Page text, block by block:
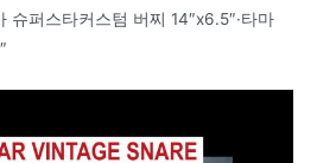
슈퍼스타커스텀 버찌 14″x6.5″·타마